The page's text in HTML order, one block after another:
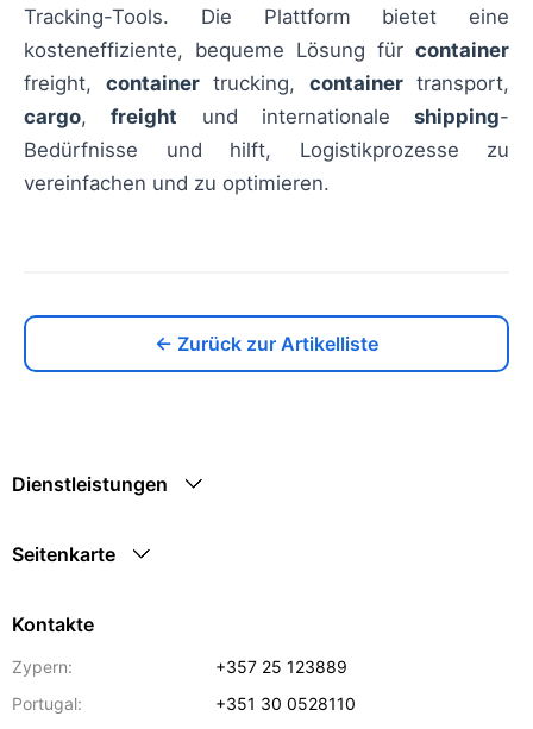
Tracking-Tools. Die Plattform bietet eine
kosteneffiziente, bequeme Lösung für container
freight, containertrucking, containertransport,
cargo,freight und internationale shipping-
Bedürfnisse und hilft, Logistikprozesse zu
vereinfachen und zu optimieren.
← Zurück zur Artikelliste
Dienstleistungen
Seitenkarte
Kontakte
Zypern:
+357 25 123889
Portugal:
+351 30 0528110